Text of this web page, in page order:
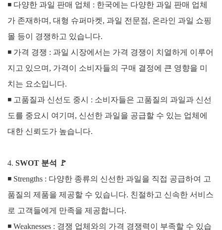
◾ 다양한 과일 판매 업체 : 한국에는 다양한 과일 판매 업체
가 존재하며, 대형 슈퍼마켓, 과일 전문점, 온라인 과일 쇼핑
몰 등이 경쟁하고 있습니다.
◾ 가격 경쟁 : 과일 시장에서는 가격 경쟁이 치열하게 이루어
지고 있으며, 가격이 소비자들의 구매 결정에 큰 영향을 미
치는 요소입니다.
◾ 고품질과 신선도 중시 : 소비자들은 고품질의 과일과 신선
도를 중요시 여기며, 신선한 과일을 공급할 수 있는 업체에
대한 신뢰도가 높습니다.
4. SWOT 분석
🚩
◾ Strengths : 다양한 종류의 신선한 과일을 직접 공급하여 고
품질의 제품을 제공할 수 있습니다. 친절하고 신속한 서비스
로 고객들에게 만족을 제공합니다.
◾ Weaknesses : 경쟁 업체와의 가격 경쟁력이 부족할 수 있습